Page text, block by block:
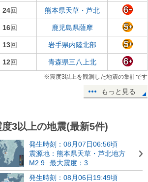
24回 熊本県天草・芦北
16回 鹿児島県薩摩
13回 岩手県内陸北部
12回 青森県三八上北
※震度3以上を観測した地震の集計です
もっと見る
度3以上の地震(最新5件)
発生時刻：08月07日06:56頃
震源地：熊本県天草・芦北地方
M2.9
最大震度：3
発生時刻：08月06日19:49頃